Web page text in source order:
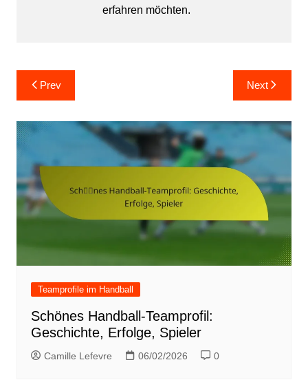
erfahren möchten.
Post
navigation
Prev Next
Teamprofile im Handball
Schönes Handball-Teamprofil:
Geschichte, Erfolge, Spieler
Camille Lefevre 06/02/2026 0